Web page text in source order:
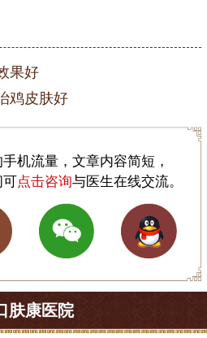
果好
鸡皮肤好
机流量，文章内容简短，
可点击咨询与医生在线交流。
肤康医院